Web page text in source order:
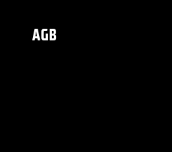
AGB